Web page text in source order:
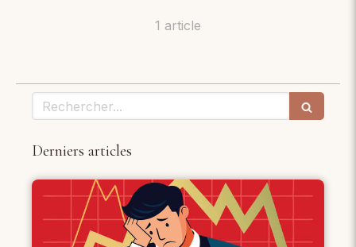
1 article
Rechercher
Derniers articles